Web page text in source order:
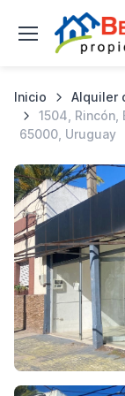
Inicio
Alquiler
1504, Rincón,
65000, Uruguay